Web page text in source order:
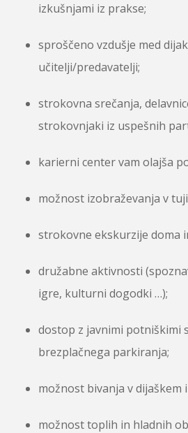
izkušnjami iz prakse;
sproščeno vzdušje med
učitelji/predavatelji;
strokovna srečanja,
strokovnjaki iz uspešnih
karierni center vam olajša
možnost izobraževanja v
strokovne ekskurzije doma
družabne aktivnosti
igre, kulturni dogodki …);
dostop z javnimi potniškimi
brezplačnega parkiranja;
možnost bivanja v dijaškem
možnost toplih in hladnih